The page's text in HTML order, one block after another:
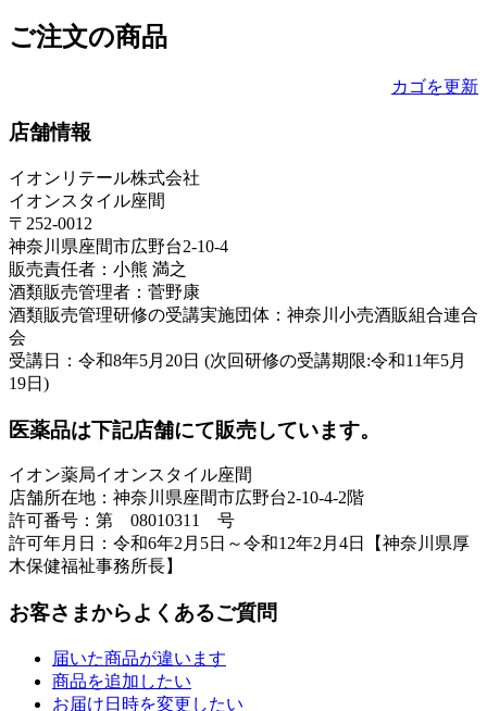
ご注文の商品
カゴを更新
店舗情報
イオンリテール株式会社
イオンスタイル座間
〒252-0012
神奈川県座間市広野台2-10-4
販売責任者：小熊 満之
酒類販売管理者：菅野康
酒類販売管理研修の受講実施団体：神奈川小売酒販組合連合
会
受講日：令和8年5月20日 (次回研修の受講期限:令和11年5月
19日)
医薬品は下記店舗にて販売しています。
イオン薬局イオンスタイル座間
店舗所在地：神奈川県座間市広野台2-10-4-2階
許可番号：第 08010311 号
許可年月日：令和6年2月5日～令和12年2月4日【神奈川県厚
木保健福祉事務所長】
お客さまからよくあるご質問
届いた商品が違います
商品を追加したい
お届け日時を変更したい